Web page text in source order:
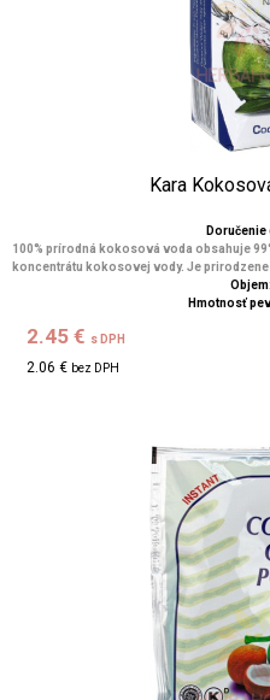
Kara
Doručenie
100% prírodná kokosová voda obsahuje
koncentrátu kokosovej vody. Je prirodzene
Hmotnosť
2.45 € s DPH
2.06 € bez DPH